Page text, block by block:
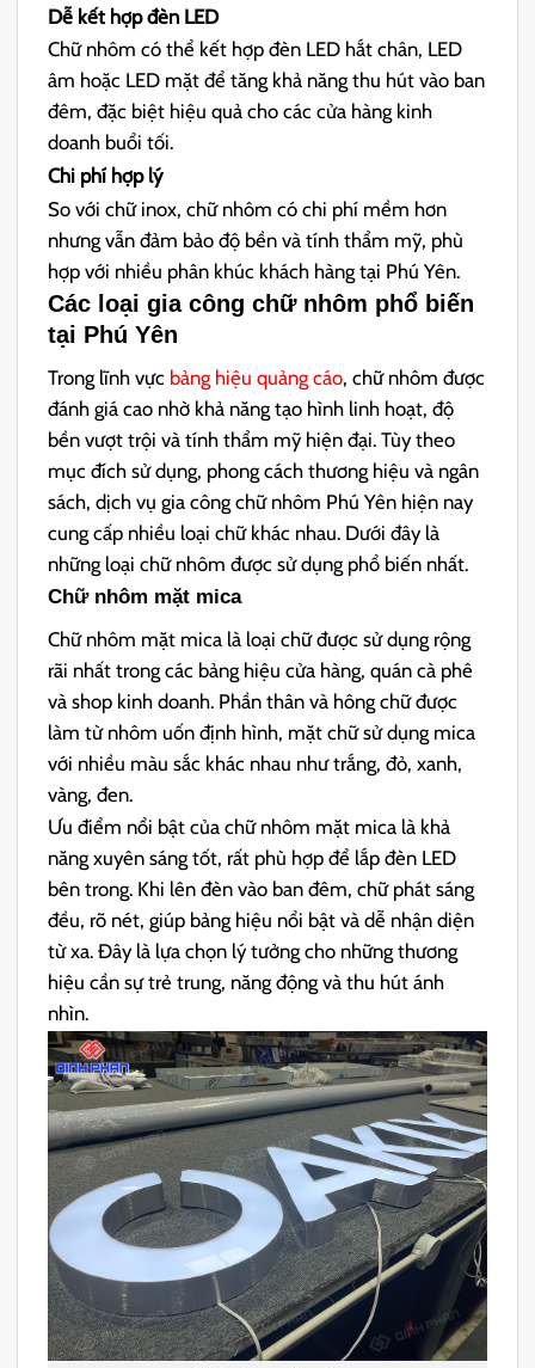
Dễ kết hợp đèn LED
Chữ nhôm có thể kết hợp đèn LED hắt chân, LED
âm hoặc LED mặt để tăng khả năng thu hút vào ban
đêm, đặc biệt hiệu quả cho các cửa hàng kinh
doanh buổi tối.
Chi phí hợp lý
So với chữ inox, chữ nhôm có chi phí mềm hơn
nhưng vẫn đảm bảo độ bền và tính thẩm mỹ, phù
hợp với nhiều phân khúc khách hàng tại Phú Yên.
Các loại gia công chữ nhôm phổ biến
tại Phú Yên
Trong lĩnh vực bảng hiệu quảng cáo, chữ nhôm được
đánh giá cao nhờ khả năng tạo hình linh hoạt, độ
bền vượt trội và tính thẩm mỹ hiện đại. Tùy theo
mục đích sử dụng, phong cách thương hiệu và ngân
sách, dịch vụ gia công chữ nhôm Phú Yên hiện nay
cung cấp nhiều loại chữ khác nhau. Dưới đây là
những loại chữ nhôm được sử dụng phổ biến nhất.
Chữ nhôm mặt mica
Chữ nhôm mặt mica là loại chữ được sử dụng rộng
rãi nhất trong các bảng hiệu cửa hàng, quán cà phê
và shop kinh doanh. Phần thân và hông chữ được
làm từ nhôm uốn định hình, mặt chữ sử dụng mica
với nhiều màu sắc khác nhau như trắng, đỏ, xanh,
vàng, đen.
Ưu điểm nổi bật của chữ nhôm mặt mica là khả
năng xuyên sáng tốt, rất phù hợp để lắp đèn LED
bên trong. Khi lên đèn vào ban đêm, chữ phát sáng
đều, rõ nét, giúp bảng hiệu nổi bật và dễ nhận diện
từ xa. Đây là lựa chọn lý tưởng cho những thương
hiệu cần sự trẻ trung, năng động và thu hút ánh
nhìn.